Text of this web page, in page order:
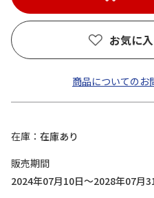
お気に
商品についてのお
在庫
在庫あり
販売期間
2024年07月10日～2028年07月